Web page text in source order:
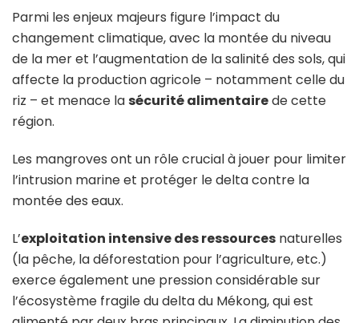
Parmi les enjeux majeurs figure l’impact du
changement climatique, avec la montée du niveau
de la mer et l’augmentation de la salinité des sols, qui
affecte la production agricole – notamment celle du
riz – et menace lasécurité alimentairede cette
région.
Les mangroves ont un rôle crucial à jouer pour limiter
l’intrusion marine et protéger le delta contre la
montée des eaux.
L’exploitation intensive des ressources naturelles
(la pêche, la déforestation pour l’agriculture, etc.)
exerce également une pression considérable sur
l’écosystème fragile du delta du Mékong, qui est